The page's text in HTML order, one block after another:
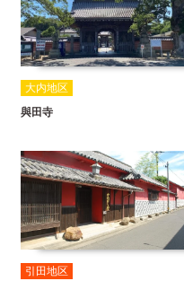
大内地区
與田寺
引田地区